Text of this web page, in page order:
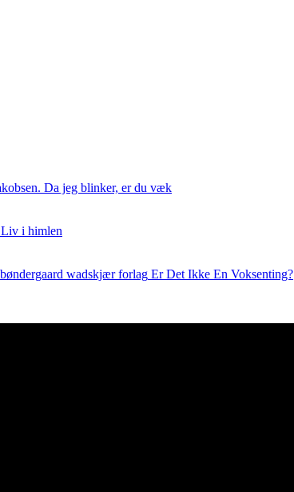
Da jeg blinker, er du væk
Liv i himlen
Er Det Ikke En Voksenting?